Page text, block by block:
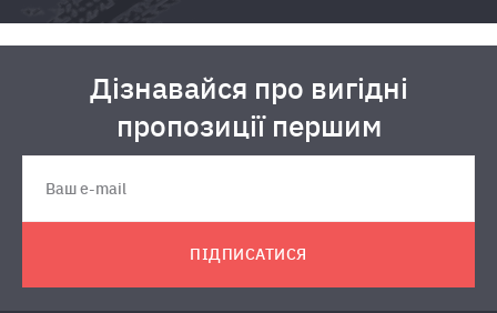
Дізнавайся про вигідні
пропозиції першим
ПІДПИСАТИСЯ